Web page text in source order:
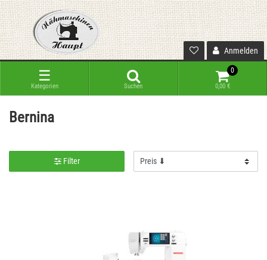
Anmelden
☰
Kategorien Suchen
0
0,00 €
Bernina
Filter